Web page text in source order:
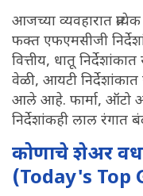
आजच्या व्यवहारात
फक्त एफएमसीजी
वित्तीय, धातू
वेळी, आयटी
आले आहे. फार्मा, ऑटो
निर्देशांकही लाल रंगात
कोणाचे शेअर
(Today's Top